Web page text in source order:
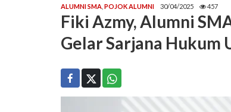
ALUMNI SMA POJOK ALUMNI 30/04/2025 457
Fiki Azmy, Alumni
Gelar Sarjana Hukum